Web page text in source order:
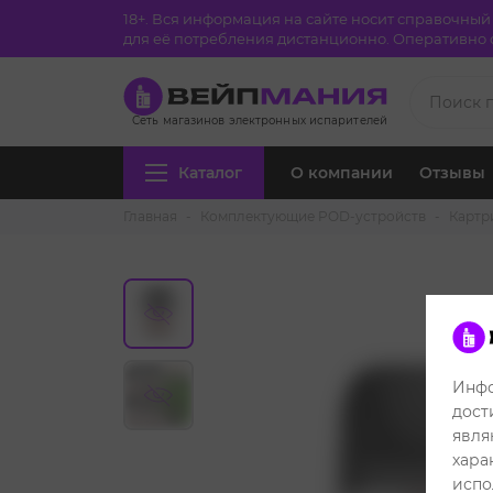
18+. Вся информация на сайте носит
для её потребления дистанционно. Оперативно
Сеть магазинов электронных испарителей
Каталог О компании Отзывы